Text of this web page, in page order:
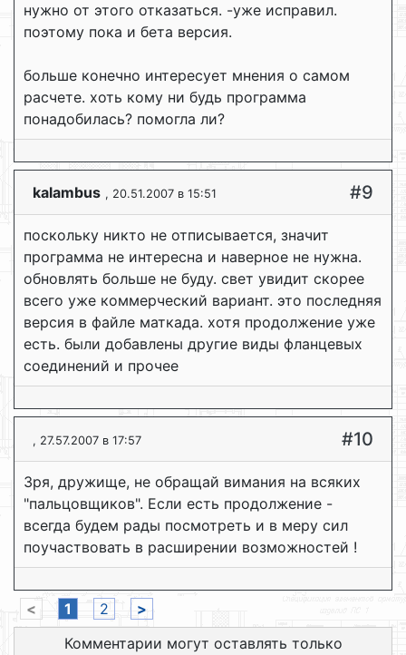
нужно от этого отказаться. -уже исправил.
поэтому пока и бета версия.
больше конечно интересует мнения о самом
расчете. хоть кому ни будь программа
понадобилась? помогла ли?
kalambus , 20.51.2007 в 15:51 #9
поскольку никто не отписывается, значит
программа не интересна и наверное не нужна.
обновлять больше не буду. свет увидит скорее
всего уже коммерческий вариант. это последняя
версия в файле маткада. хотя продолжение уже
есть. были добавлены другие виды фланцевых
соединений и прочее
, 27.57.2007 в 17:57 #10
Зря, дружище, не обращай вимания на всяких
"пальцовщиков". Если есть продолжение -
всегда будем рады посмотреть и в меру сил
поучаствовать в расширении возможностей !
< 1 2
>
Комментарии могут оставлять только